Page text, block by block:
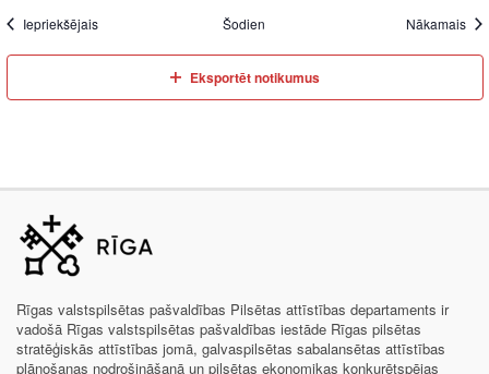
Iepriekšējais Šodien Nākamais
Eksportēt notikumus
Rīgas valstspilsētas pašvaldības Pilsētas attīstības departaments ir
vadošā Rīgas valstspilsētas pašvaldības iestāde Rīgas pilsētas
stratēģiskās attīstības jomā, galvaspilsētas sabalansētas attīstības
plānošanas nodrošināšanā un pilsētas ekonomikas konkurētspējas